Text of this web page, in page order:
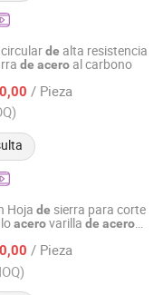
de alta resistencia
de acero al carbono
/ Pieza
Co., Ltd.
Hoja de sierra para corte
acerovarilla de acero
/ Pieza
Ltd.
2025